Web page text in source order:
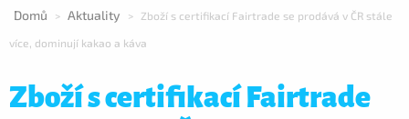
Domů > Aktuality > Zboží s certifikací Fairtrade se prodává v ČR stále
více, dominují kakao a káva
Zboží s certifikací Fairtrade